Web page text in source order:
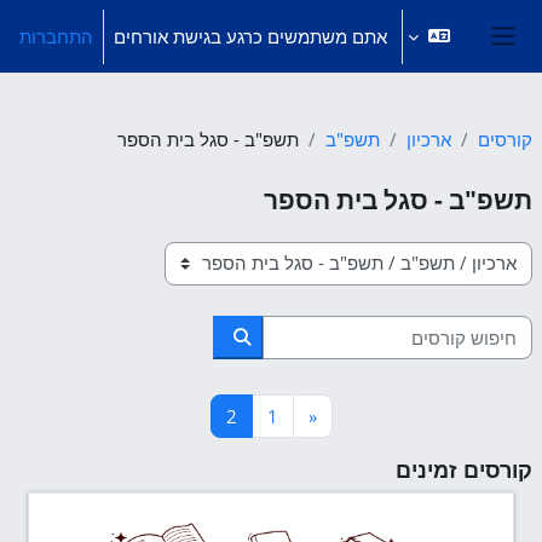
חלון סקירה צדדי
אתם משתמשים כרגע בגישת אורחים התחברות
קורסים ארכיון תשפ"ב תשפ"ב - סגל בית הספר
תשפ"ב - סגל בית הספר
קטגוריות קורסים
חיפוש קורסים
חיפוש קורסים
«העמוד הקודם
1 עמוד 1
2
קורסים זמינים